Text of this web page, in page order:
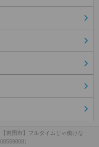
【岩国市】フルタイムじゃ働けな
）